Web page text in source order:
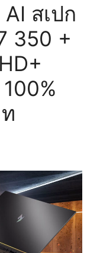
สเปก
350 +